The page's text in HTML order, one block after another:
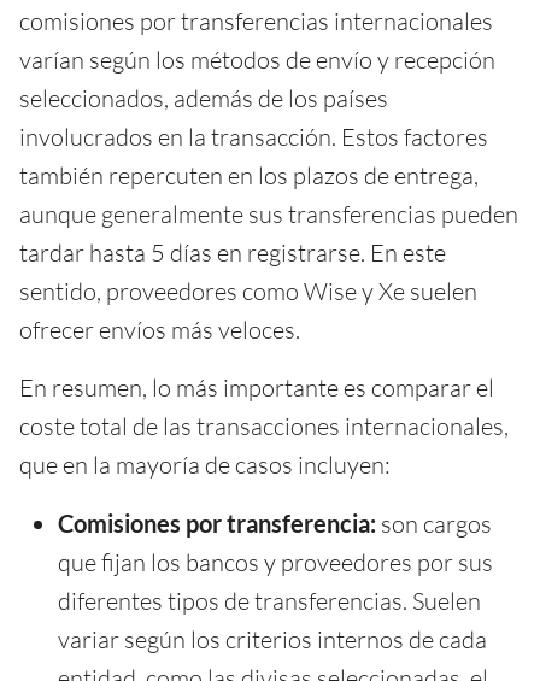
comisiones por transferencias internacionales
varían según los métodos de envío y recepción
seleccionados, además de los países
involucrados en la transacción. Estos factores
también repercuten en los plazos de entrega,
aunque generalmente sus transferencias pueden
tardar hasta 5 días en registrarse. En este
sentido, proveedores como Wise y Xe suelen
ofrecer envíos más veloces.
En resumen, lo más importante es comparar el
coste total de las transacciones internacionales,
que en la mayoría de casos incluyen:
Comisiones por transferencia: son cargos
que fijan los bancos y proveedores por sus
diferentes tipos de transferencias. Suelen
variar según los criterios internos de cada